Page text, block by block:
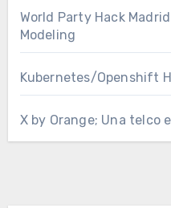
World Party Hack
Modeling
Kubernetes/Openshift
X by Orange; Una telco